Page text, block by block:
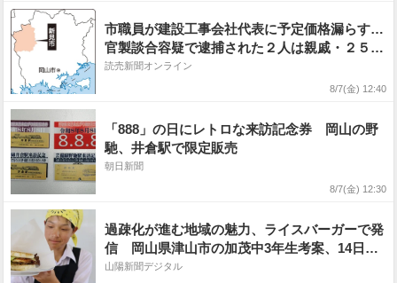
市職員が建設工事会社代表に予定価格漏らす…
官製談合容疑で逮捕された２人は親戚・２５年
度には計７件工事受注
読売新聞オンライン
8/7(金) 12:40
「888」の日にレトロな来訪記念券 岡山の野
馳、井倉駅で限定販売
朝日新聞
8/7(金) 12:30
過疎化が進む地域の魅力、ライスバーガーで発
信 岡山県津山市の加茂中3年生考案、14日の
夏祭りで初めて販売
山陽新聞デジタル